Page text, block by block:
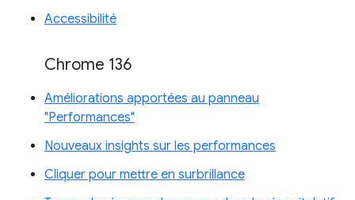
Accessibilité
Chrome 136
Améliorations apportées au panneau
"Performances"
Nouveaux insights sur les performances
Cliquer pour mettre en surbrillance